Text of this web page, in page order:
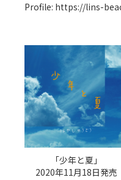
Profile: https://lins-
「少年と夏」
2020年11月18日発売